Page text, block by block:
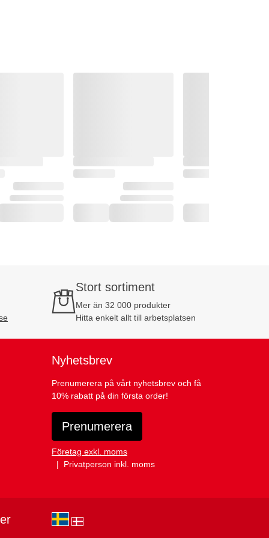
Stort sortiment
Mer än 32 000 produkter
Hitta enkelt allt till arbetsplatsen
Nyhetsbrev
Prenumerera på vårt nyhetsbrev och få
10% rabatt på din första order!
Prenumerera
Företag exkl. moms
Privatperson inkl. moms
sv-SE
da-DK